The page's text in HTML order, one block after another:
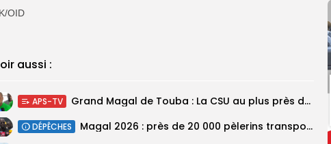
OID
aussi :
APS-TV Grand Magal de Touba : La CSU au plus près des pèlerins
DÉPÊCHES Magal 2026 : près de 20 000 pèlerins transportés vers Touba en...